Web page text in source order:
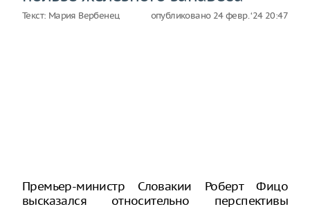
Текст: Мария Вербенец опубликовано 24 февр. ‘24 20:47
Премьер-министр Словакии Роберт Фицо
высказался относительно перспективы